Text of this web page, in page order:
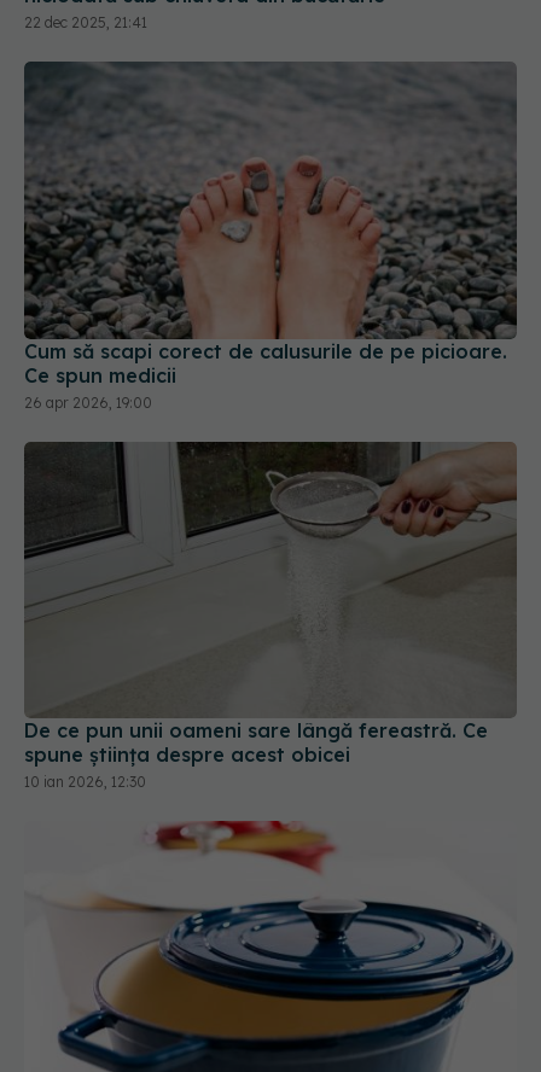
22 dec 2025, 21:41
Cum să scapi corect de calusurile de pe picioare.
Ce spun medicii
26 apr 2026, 19:00
De ce pun unii oameni sare lângă fereastră. Ce
spune știința despre acest obicei
10 ian 2026, 12:30